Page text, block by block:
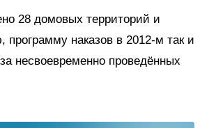
28 домовых территорий и
наказов в 2012-м так и
несвоевременно проведённых